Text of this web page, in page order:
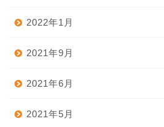
2022年1月
2021年9月
2021年6月
2021年5月